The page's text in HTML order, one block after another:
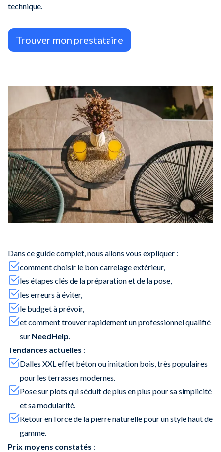
technique.
Trouver mon prestataire
Dans ce guide complet, nous allons vous expliquer :
comment choisir le bon carrelage extérieur,
les étapes clés de la préparation et de la pose,
les erreurs à éviter,
le budget à prévoir,
et comment trouver rapidement un professionnel qualifié
sur NeedHelp.
Tendances actuelles :
Dalles XXL effet béton ou imitation bois, très populaires
pour les terrasses modernes.
Pose sur plots qui séduit de plus en plus pour sa simplicité
et sa modularité.
Retour en force de la pierre naturelle pour un style haut de
gamme.
Prix moyens constatés :